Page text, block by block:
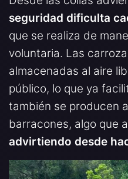
seguridad dificulta
que se realiza de
voluntaria. Las
almacenadas al aire
público, lo que ya
también se producen
barracones, algo que
advirtiendo desde